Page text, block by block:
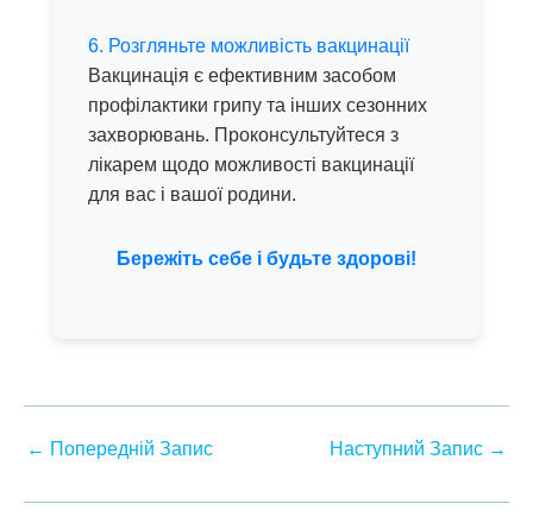
6. Розгляньте можливість вакцинації
Вакцинація є ефективним засобом
профілактики грипу та інших сезонних
захворювань. Проконсультуйтеся з
лікарем щодо можливості вакцинації
для вас і вашої родини.
Бережіть себе і будьте здорові!
← Попередній Запис Наступний Запис →